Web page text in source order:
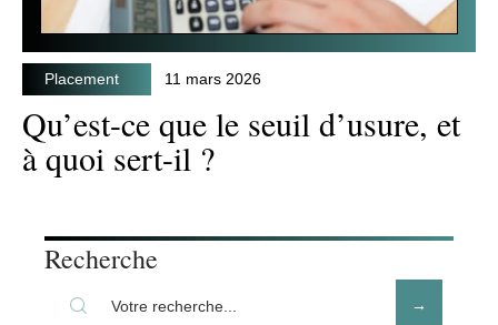
Placement 11 mars 2026
Qu’est-ce que le seuil d’usure, et
à quoi sert-il ?
Recherche